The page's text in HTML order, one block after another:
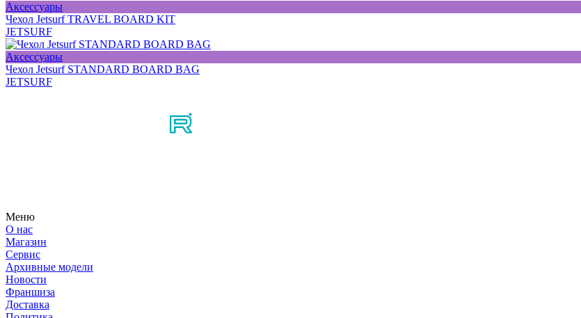
Аксессуары
Чехол Jetsurf TRAVEL BOARD KIT
JETSURF
Аксессуары
Чехол Jetsurf STANDARD BOARD BAG
JETSURF
Меню
О нас
Магазин
Сервис
Архивные модели
Новости
Франшиза
Доставка